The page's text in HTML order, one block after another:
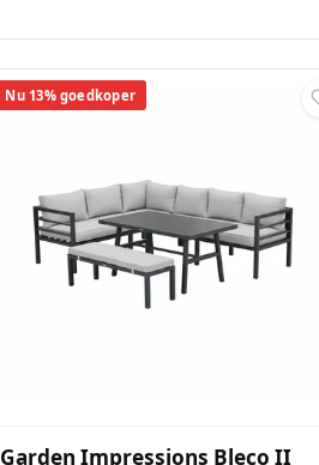
Nu 13% goedkoper
Garden Impressions Bleco II